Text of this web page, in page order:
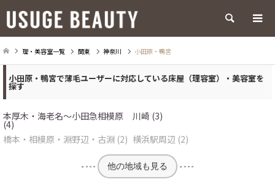
検索
理・美容室一覧 関東 神奈川 小田原・鴨宮
小田原・鴨宮で薄毛ユーザーに対応している床屋（理容室）・美容室を
探す
本厚木・海老名～小田急相模原
(4)
川崎 (3)
橋本・相模原・淵野辺・古淵 (2) 横浜駅周辺 (2)
他の地域も見る